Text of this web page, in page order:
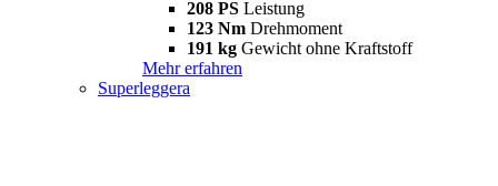
208 PS Leistung
123 Nm Drehmoment
191 kg Gewicht ohne Kraftstoff
Mehr erfahren
Superleggera